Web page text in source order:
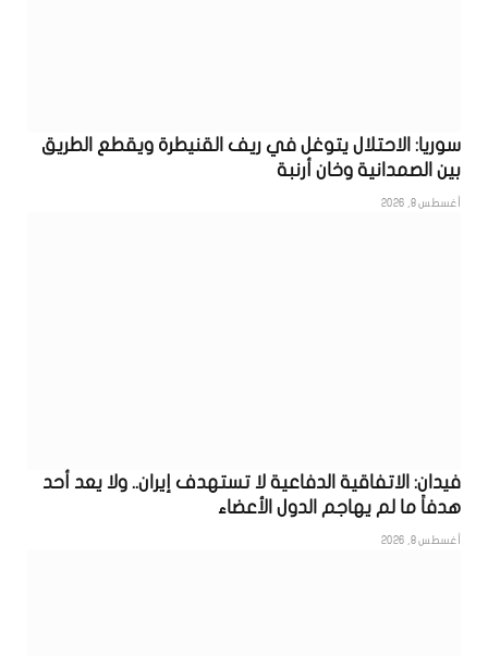
سوريا: الاحتلال يتوغل في ريف القنيطرة ويقطع الطريق
بين الصمدانية وخان أرنبة
أغسطس 8, 2026
فيدان: الاتفاقية الدفاعية لا تستهدف إيران.. ولا يعد أحد
هدفاً ما لم يهاجم الدول الأعضاء
أغسطس 8, 2026